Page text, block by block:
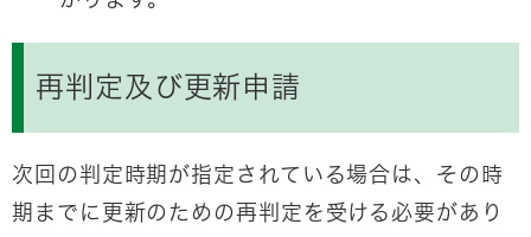
再判定及び更新申請
次回の判定時期が指定されている場合は、その時
期までに更新のための再判定を受ける必要があり